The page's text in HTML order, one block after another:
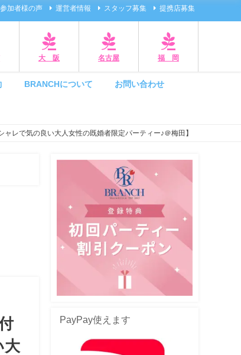
参加者様の声 運営者情報 スタッフ募集 提携店募集
大 阪 名古屋 福 岡
BRANCHについて お問い合わせ
レで気の良い大人女性の既婚者限定パーティー♪＠梅田】
大
PayPay使えます